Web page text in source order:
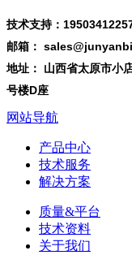
技术支持：
邮箱：
地址： 山西省太原市小
号楼D座
网站导航
产品中心
技术服务
解决方案
质量&平台
技术资料
关于我们